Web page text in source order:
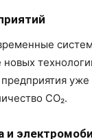
новых
уже
CO₂.
и